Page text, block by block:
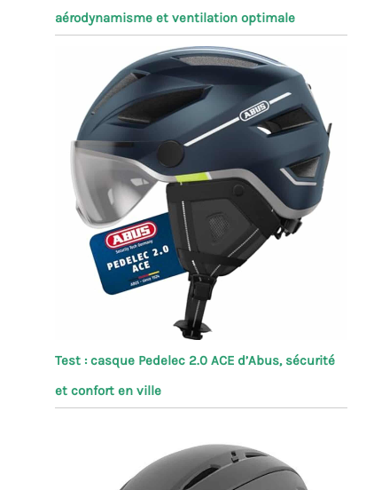
aérodynamisme et ventilation optimale
Test : casque Pedelec 2.0 ACE d’Abus, sécurité
et confort en ville